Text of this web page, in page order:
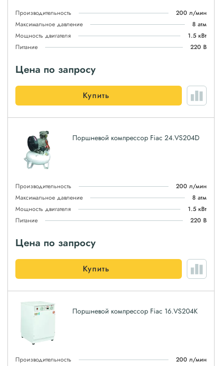
Производительность
200 л/мин
Максимальное давление
8 атм
Мощность двигателя
1.5 кВт
Питание
220 В
Цена по запросу
Купить
Поршневой компрессор Fiac 24.VS204D
Производительность
200 л/мин
Максимальное давление
8 атм
Мощность двигателя
1.5 кВт
Питание
220 В
Цена по запросу
Купить
Поршневой компрессор Fiac 16.VS204K
Производительность
200 л/мин